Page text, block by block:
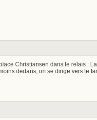
Christiansen dans le relais :
dedans, on se dirige vers le